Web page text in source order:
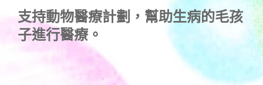
支持動物醫療計劃 ，幫助生病的毛孩
子進行醫療。